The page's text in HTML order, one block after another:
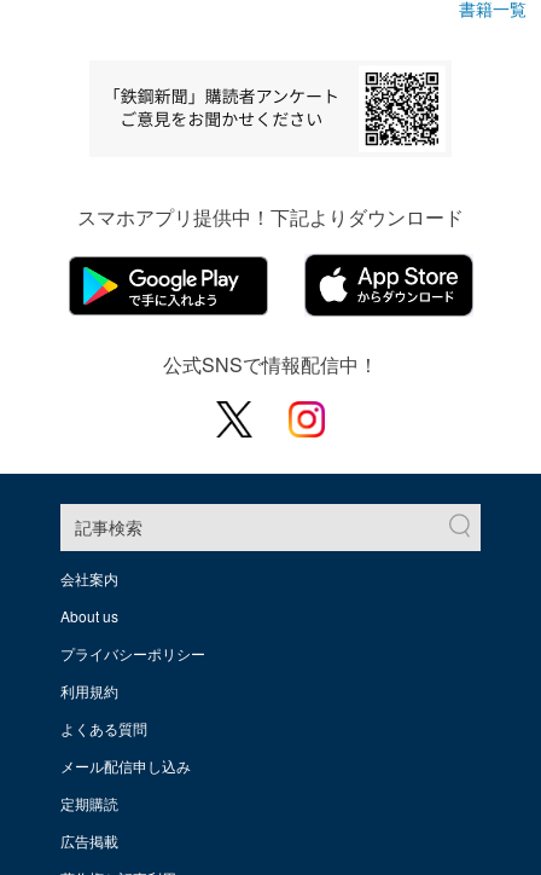
書籍一覧
スマホアプリ提供中！下記よりダウンロード
公式SNSで情報配信中！
記事検索
会社案内
About us
プライバシーポリシー
利用規約
よくある質問
メール配信申し込み
定期購読
広告掲載